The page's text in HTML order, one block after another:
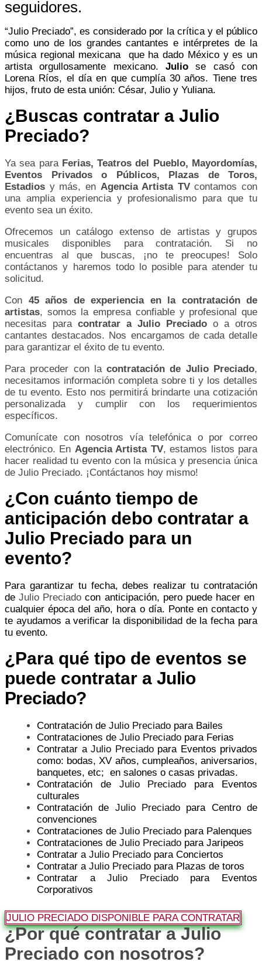
seguidores.
“Julio Preciado”, es considerado por la crítica y el público
como uno de los grandes cantantes e intérpretes de la
música regional mexicana que ha dado México y es un
artista orgullosamente mexicano. Juliose casó con
Lorena Ríos, el día en que cumplía 30 años. Tiene tres
hijos, fruto de esta unión: César, Julio y Yuliana.
¿Buscas contratar a Julio
Preciado?
Ya sea para Ferias, Teatros del Pueblo, Mayordomías,
Eventos Privados o Públicos, Plazas de Toros,
Estadios y más, en Agencia Artista TVcontamos con
una amplia experiencia y profesionalismo para que tu
evento sea un éxito.
Ofrecemos un catálogo extenso de artistas y grupos
musicales disponibles para contratación. Si no
encuentras al que buscas, ¡no te preocupes! Solo
contáctanos y haremos todo lo posible para atender tu
solicitud.
Con 45 años de experiencia en la contratación de
artistas, somos la empresa confiable y profesional que
necesitas para contratar a Julio Preciado o a otros
cantantes destacados. Nos encargamos de cada detalle
para garantizar el éxito de tu evento.
Para proceder con lacontratación de Julio Preciado,
necesitamos información completa sobre ti y los detalles
de tu evento. Esto nos permitirá brindarte una cotización
personalizada y cumplir con los requerimientos
específicos.
Comunícate con nosotros vía telefónica o por correo
electrónico. En Agencia Artista TV, estamos listos para
hacer realidad tu evento con la música y presencia única
de Julio Preciado. ¡Contáctanos hoy mismo!
¿Con cuánto tiempo de
anticipación debo contratar a
Julio Preciado para un
evento?
Para garantizar tu fecha, debes realizar tu contratación
deJulio Preciado con anticipación, pero puede hacer en
cualquier época del año, hora o día. Ponte en contacto y
te ayudamos a verificar la disponibilidad de la fecha para
tu evento.
¿Para qué tipo de eventos se
puede contratar a Julio
Preciado?
Contratación de Julio Preciado para Bailes
Contrataciones de Julio Preciado para Ferias
Contratar a Julio Preciadopara Eventos privados
como: bodas, XV años, cumpleaños, aniversarios,
banquetes, etc; en salones o casas privadas.
Contratación de Julio Preciado para Eventos
culturales
Contratación de Julio Preciado para Centro de
convenciones
Contrataciones de Julio Preciado para Palenques
Contrataciones de Julio Preciado para Jaripeos
Contratar a Julio Preciado para Conciertos
Contratar a Julio Preciado para Plazas de toros
Contratar aJulio Preciadopara Eventos
Corporativos
JULIO PRECIADO DISPONIBLE PARA CONTRATAR
¿Por qué contratar a Julio
Preciado con nosotros?